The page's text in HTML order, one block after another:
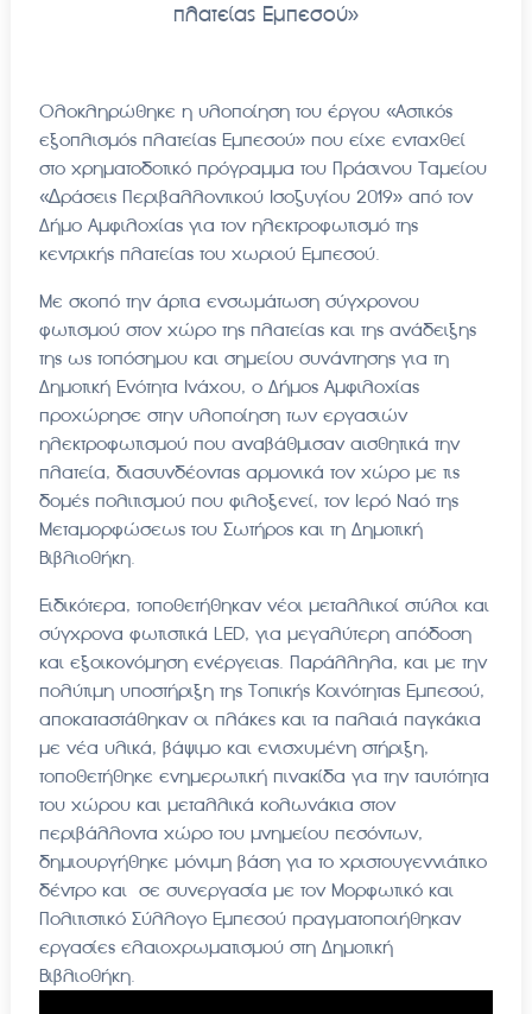
πλατείας Εμπεσού»
Ολοκληρώθηκε η υλοποίηση του έργου «Αστικός
εξοπλισμός πλατείας Εμπεσού» που είχε ενταχθεί
στο χρηματοδοτικό πρόγραμμα του Πράσινου Ταμείου
«∆ράσεις Περιβαλλοντικού Ισοζυγίου 2019» από τον
Δήμο Αμφιλοχίας για τον ηλεκτροφωτισμό της
κεντρικής πλατείας του χωριού Εμπεσού.
Με σκοπό την άρτια ενσωμάτωση σύγχρονου
φωτισμού στον χώρο της πλατείας και της ανάδειξης
της ως τοπόσημου και σημείου συνάντησης για τη
Δημοτική Ενότητα Ινάχου, ο Δήμος Αμφιλοχίας
προχώρησε στην υλοποίηση των εργασιών
ηλεκτροφωτισμού που αναβάθμισαν αισθητικά την
πλατεία, διασυνδέοντας αρμονικά τον χώρο με τις
δομές πολιτισμού που φιλοξενεί, τον Ιερό Ναό της
Μεταμορφώσεως του Σωτήρος και τη Δημοτική
Βιβλιοθήκη.
Ειδικότερα, τοποθετήθηκαν νέοι μεταλλικοί στύλοι και
σύγχρονα φωτιστικά LED, για μεγαλύτερη απόδοση
και εξοικονόμηση ενέργειας. Παράλληλα, και με την
πολύτιμη υποστήριξη της Τοπικής Κοινότητας Εμπεσού,
αποκαταστάθηκαν οι πλάκες και τα παλαιά παγκάκια
με νέα υλικά, βάψιμο και ενισχυμένη στήριξη,
τοποθετήθηκε ενημερωτική πινακίδα για την ταυτότητα
του χώρου και μεταλλικά κολωνάκια στον
περιβάλλοντα χώρο του μνημείου πεσόντων,
δημιουργήθηκε μόνιμη βάση για το χριστουγεννιάτικο
δέντρο και σε συνεργασία με τον Μορφωτικό και
Πολιτιστικό Σύλλογο Εμπεσού πραγματοποιήθηκαν
εργασίες ελαιοχρωματισμού στη Δημοτική
Βιβλιοθήκη.